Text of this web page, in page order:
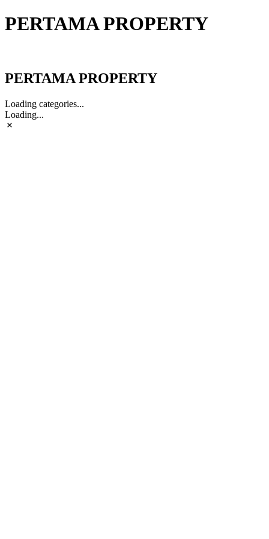
PERTAMA PROPERTY
PERTAMA PROPERTY
Loading categories...
Loading...